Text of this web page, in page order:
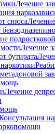
Лечение
снюса
Лечение
бутирата
Лечение